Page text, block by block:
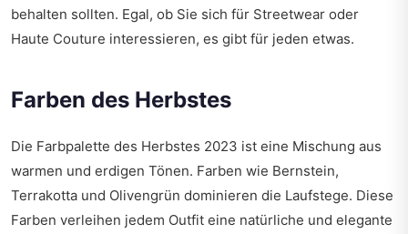
behalten sollten. Egal, ob Sie sich für Streetwear oder
Haute Couture interessieren, es gibt für jeden etwas.
Farben des Herbstes
Die Farbpalette des Herbstes 2023 ist eine Mischung aus
warmen und erdigen Tönen. Farben wie Bernstein,
Terrakotta und Olivengrün dominieren die Laufstege. Diese
Farben verleihen jedem Outfit eine natürliche und elegante